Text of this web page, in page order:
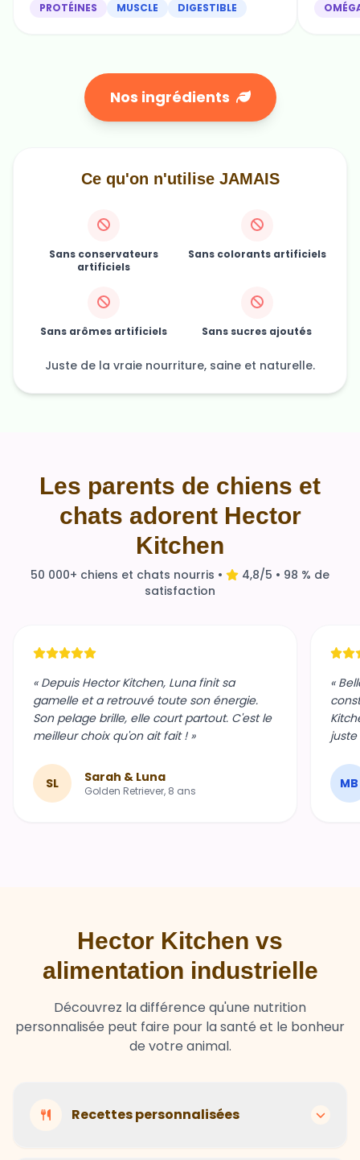
PROTÉINES MUSCLE DIGESTIBLE
Nos ingrédients
Ce qu'on n'utilise JAMAIS
Sans conservateurs
artificiels
Sans colorants artificiels
Sans arômes artificiels Sans sucres ajoutés
Juste de la vraie nourriture, saine et naturelle.
Les parents de chiens et
chats adorent Hector
Kitchen
50 000+ chiens et chats nourris •
4,8/5 • 98 % de
satisfaction
« Depuis Hector Kitchen, Luna finit sa
gamelle et a retrouvé toute son énergie.
Son pelage brille, elle court partout. C'est le
meilleur choix qu'on ait fait ! »
SL Sarah & Luna
Golden Retriever, 8 ans
«
MB
Hector Kitchen vs
alimentation industrielle
Découvrez la différence qu'une nutrition
personnalisée peut faire pour la santé et le bonheur
de votre animal.
Recettes personnalisées